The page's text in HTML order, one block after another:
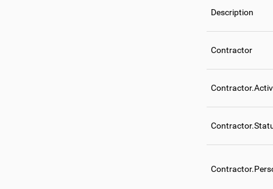
Description
Contractor